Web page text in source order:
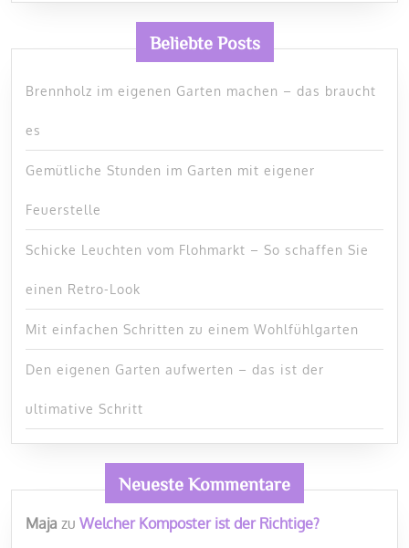
Beliebte Posts
Brennholz im eigenen Garten machen – das braucht
es
Gemütliche Stunden im Garten mit eigener
Feuerstelle
Schicke Leuchten vom Flohmarkt – So schaffen Sie
einen Retro-Look
Mit einfachen Schritten zu einem Wohlfühlgarten
Den eigenen Garten aufwerten – das ist der
ultimative Schritt
Neueste Kommentare
Maja zu Welcher Komposter ist der Richtige?